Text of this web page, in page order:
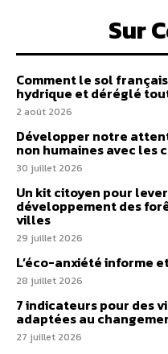
Sur
Comment le sol
hydrique et déréglé
2 août 2026
Développer notre
non humaines avec les
30 juillet 2026
Un kit citoyen pour
développement des
villes
29 juillet 2026
L’éco-anxiété informe
28 juillet 2026
7 indicateurs pour des
adaptées au
27 juillet 2026